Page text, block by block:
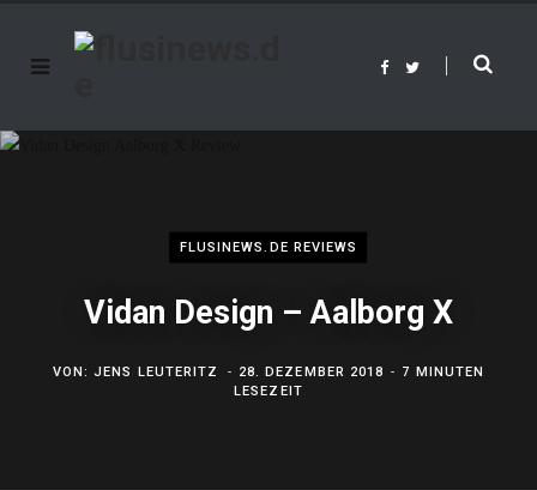
F
b
T
t
FLUSINEWS.DE REVIEWS
Vidan Design – Aalborg X
VON: JENS LEUTERITZ 28. DEZEMBER 2018
7 MINUTEN
LESEZEIT